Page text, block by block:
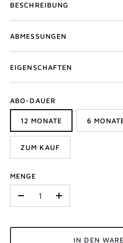
BESCHREIBUNG
ABMESSUNGEN
EIGENSCHAFTEN
ABO-DAUER
12 MONATE 6
ZUM KAUF
MENGE
+
IN DEN